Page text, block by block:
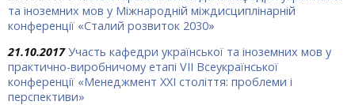
та іноземних мов у Міжнародній міждисциплінарній
конференції «Сталий розвиток 2030»
21.10.2017 Участь кафедри української та іноземних мов у
практично-виробничому етапі VII Всеукраїнської
конференції «Менеджмент ХХІ століття: проблеми і
перспективи»